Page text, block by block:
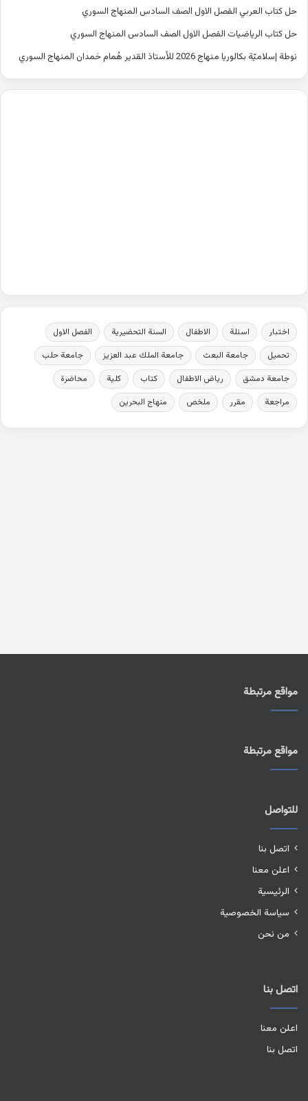
حل كتاب العربي الفصل الاول الصف السادس المنهاج السوري
حل كتاب الرياضيات الفصل الاول الصف السادس المنهاج السوري
نوطة إسلاميّة بكالوريا منهاج 2026 للأستاذ القدير هُمام حَمدان المنهاج السوري
اختبار اسئلة الاطفال السنة التحضيرية
الفصل الاول
تحميل
جامعة البعث جامعة الملك عبد العزيز
جامعة حلب
جامعة دمشق
رياض الاطفال كتاب كلية
محاضرة
مراجعة
مقرر ملخص منهاج البحرين
مواقع مرتبطة
مواقع مرتبطة
للتواصل
اتصل بنا
اعلن معنا
الرئيسية
سياسة الخصوصية
من نحن
اتصل بنا
اعلن معنا
اتصل بنا